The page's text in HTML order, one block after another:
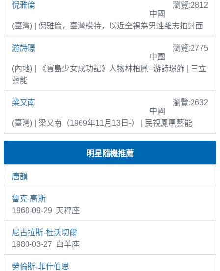
倪雅倫
瀏覽:2812
中國
(臺灣) | 倪雅倫，臺灣模特，以近全裸為男性雜志拍封面
游詩璟
瀏覽:2775
中國
(內地) | 《寶島少女成功記》人物林柏鳳--游詩璟飾 | 三立
藝能
梁又南
瀏覽:2632
中國
(臺灣) | 梁又南（1969年11月13日-） | 民視鳳凰藝能
明星隨機推薦
唐韻
魯克-高斯
1968-09-29 天秤座
尼古拉斯-杜沃切爾
1980-03-27 白羊座
勞倫斯-菲什伯恩